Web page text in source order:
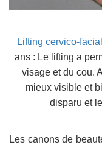
Lifting cervico-
ans : Le lifting a
visage et du cou.
mieux visible et
disparu et
Les canons de